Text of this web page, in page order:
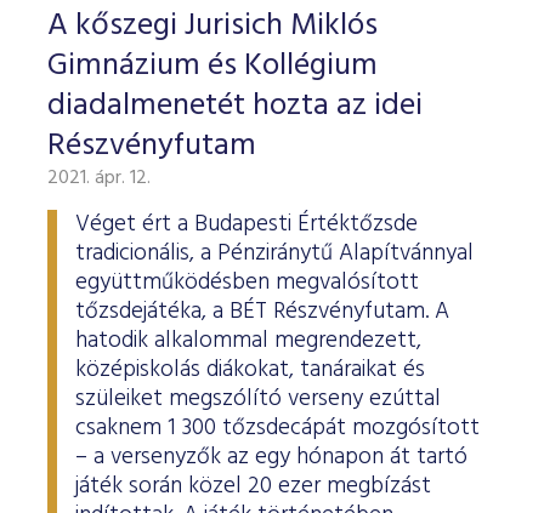
A kőszegi Jurisich Miklós
Gimnázium és Kollégium
diadalmenetét hozta az idei
Részvényfutam
2021. ápr. 12.
Véget ért a Budapesti Értéktőzsde
tradicionális, a Pénziránytű Alapítvánnyal
együttműködésben megvalósított
tőzsdejátéka, a BÉT Részvényfutam. A
hatodik alkalommal megrendezett,
középiskolás diákokat, tanáraikat és
szüleiket megszólító verseny ezúttal
csaknem 1 300 tőzsdecápát mozgósított
– a versenyzők az egy hónapon át tartó
játék során közel 20 ezer megbízást